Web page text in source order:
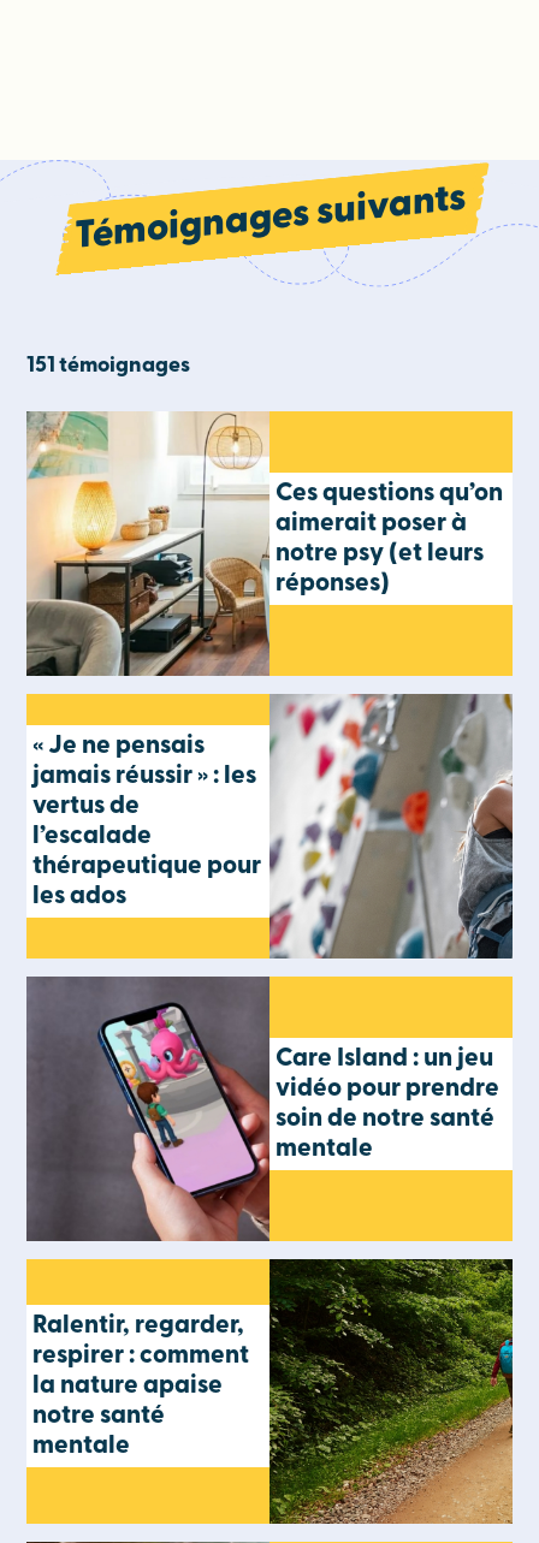
Témoignages suivants
151 témoignages
Ces questions qu’on
aimerait poser à
notre psy (et leurs
réponses)
« Je ne pensais
jamais réussir » : les
vertus de
l’escalade
thérapeutique pour
les ados
Care Island : un jeu
vidéo pour prendre
soin de notre santé
mentale
Ralentir, regarder,
respirer : comment
la nature apaise
notre santé
mentale